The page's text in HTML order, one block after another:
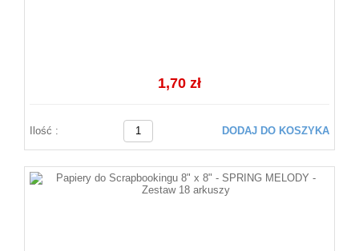
1,70 zł
Ilość : DODAJ DO KOSZYKA